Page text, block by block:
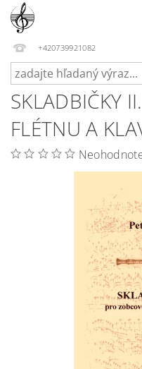
+420739921082
SKLADBIČKY
FLÉTNU A